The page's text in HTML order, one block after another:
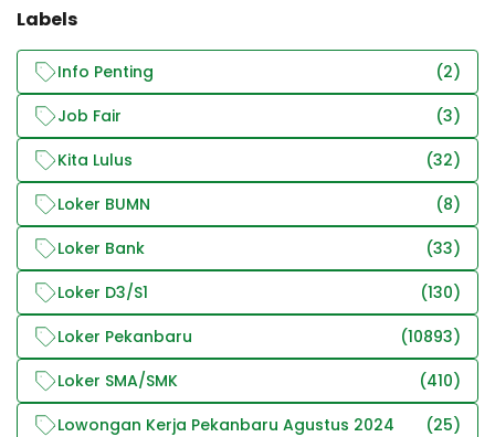
Labels
Info Penting
(2)
Job Fair
(3)
Kita Lulus
(32)
Loker BUMN
(8)
Loker Bank
(33)
Loker D3/S1
(130)
Loker Pekanbaru
(10893)
Loker SMA/SMK
(410)
Lowongan Kerja Pekanbaru Agustus 2024
(25)